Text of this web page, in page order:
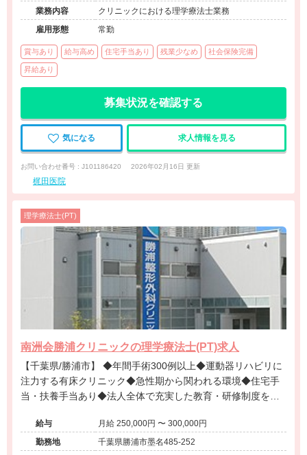
業務内容
クリニックにおける理学療法士業務
雇用形態
常勤
賞与あり 給与高め 住宅手当あり 残業少なめ 社会保険完備
昇給あり
募集状況を確認する
気になる 求人情報を見る
お問い合わせ番号 : J101186420 2026年02月16日 更新
梶田医院
理学療法士(PT)
南洲会勝浦クリニックの理学療法士(PT)求人
【千葉県/勝浦市】 ◆年間手術300例以上◆運動器リハビリに
注力する有床クリニック◆急性期から関われる環境◆住宅手
当・扶養手当あり◆法人全体で充実した教育・研修制度を整
給与
月給 250,000円 〜 300,000円
勤務地
千葉県勝浦市墨名485-252